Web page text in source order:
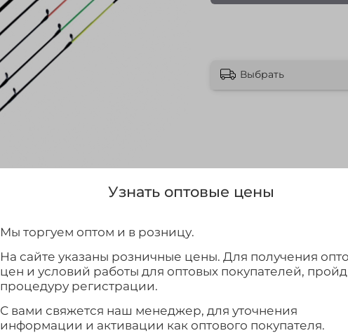
Выбрать
Узнать оптовые цены
Мы торгуем оптом и в розницу.
На сайте указаны розничные цены. Для получения
цен и условий работы для оптовых покупателей,
процедуру регистрации.
С вами свяжется наш менеджер, для уточнения
информации и активации как оптового покупателя.